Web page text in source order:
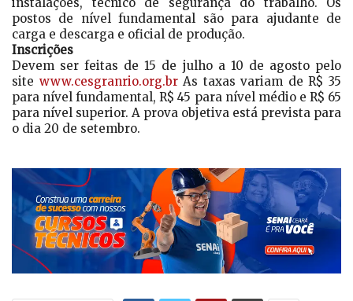
instalações, técnico de segurança do trabalho. Os
postos de nível fundamental são para ajudante de
carga e descarga e oficial de produção.
Inscrições
Devem ser feitas de 15 de julho a 10 de agosto pelo
site www.cesgranrio.org.brAs taxas variam de R$ 35
para nível fundamental, R$ 45 para nível médio e R$ 65
para nível superior. A prova objetiva está prevista para
o dia 20 de setembro.